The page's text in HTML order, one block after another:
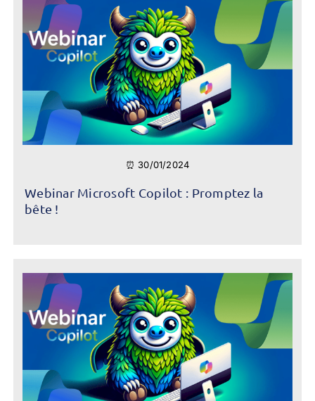
⏰ 30/01/2024
Webinar Microsoft Copilot : Promptez la
bête !